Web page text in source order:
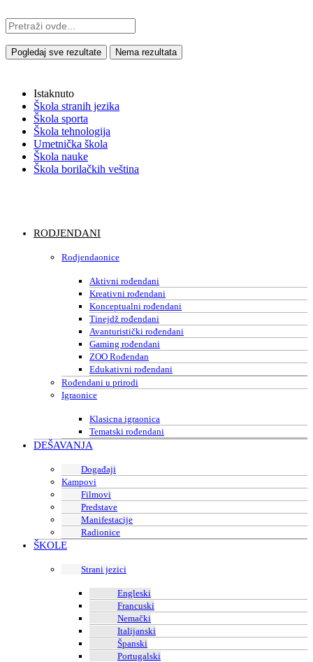
Pogledaj sve rezultate Nema rezultata
Istaknuto
Škola stranih jezika
Škola sporta
Škola tehnologija
Umetnička škola
Škola nauke
Škola borilačkih veština
RODJENDANI
Rodjendaonice
Aktivni rođendani
Kreativni rođendani
Konceptualni rođendani
Tinejdž rođendani
Avanturistički rođendani
Gaming rođendani
ZOO Rođendan
Edukativni rođendani
Rođendani u prirodi
Igraonice
Klasicna igraonica
Tematski rođendani
DEŠAVANJA
Događaji
Kampovi
Filmovi
Predstave
Manifestacije
Radionice
ŠKOLE
Strani jezici
Engleski
Francuski
Nemački
Italijanski
Španski
Portugalski